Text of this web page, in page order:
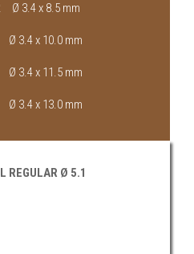
Ø 3.4 x 8.5 mm
Ø 3.4 x 10.0 mm
Ø 3.4 x 11.5 mm
Ø 3.4 x 13.0 mm
REGULAR Ø 5.1